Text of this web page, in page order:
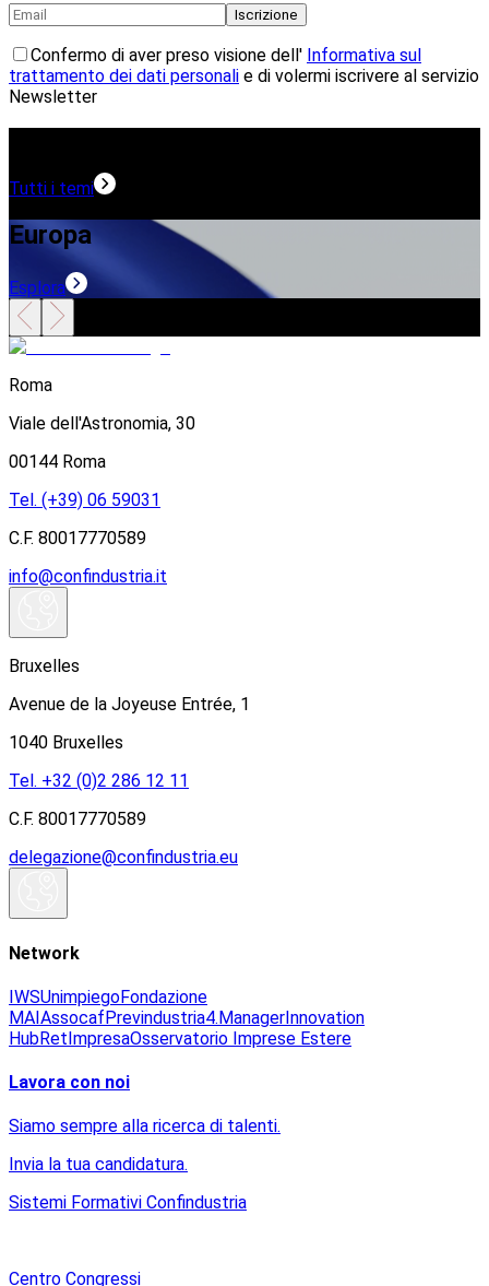
Iscrizione
Confermo di aver preso visione dell' Informativa sul
trattamento dei dati personali e di volermi iscrivere al servizio
Newsletter
Tutti i temi
Europa
Esplora
Roma
Viale dell'Astronomia, 30
00144 Roma
Tel. (+39) 06 59031
C.F. 80017770589
info@confindustria.it
Bruxelles
Avenue de la Joyeuse Entrée, 1
1040 Bruxelles
Tel. +32 (0)2 286 12 11
C.F. 80017770589
delegazione@confindustria.eu
Network
IWSUnimpiegoFondazione
MAIAssocafPrevindustria4.ManagerInnovation
HubRetImpresaOsservatorio Imprese Estere
Lavora con noi
Siamo sempre alla ricerca di talenti.
Invia la tua candidatura.
Sistemi Formativi Confindustria
Centro Congressi